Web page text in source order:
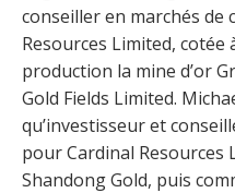
conseiller en marchés de
Resources Limited, cotée
production la mine d’or
Gold Fields Limited.
qu’investisseur et
pour Cardinal Resources
Shandong Gold, puis